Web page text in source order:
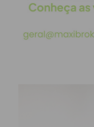
portas e
cadeados
Esconda
mais
cofres,